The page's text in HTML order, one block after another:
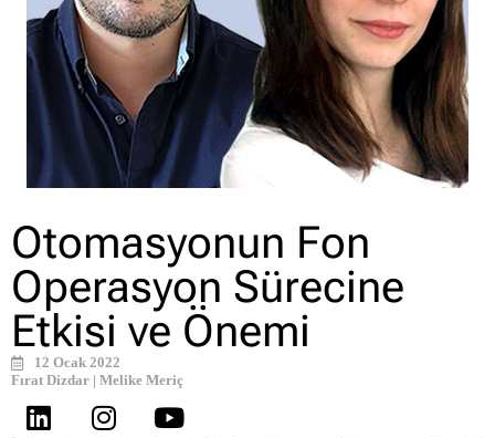
Otomasyonun Fon
Operasyon Sürecine
Etkisi ve Önemi
12 Ocak 2022
Fırat Dizdar | Melike Meriç